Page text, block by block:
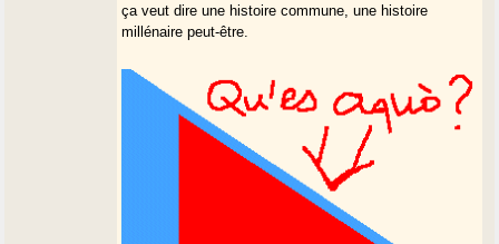
ça veut dire une histoire commune, une histoire
millénaire peut-être.